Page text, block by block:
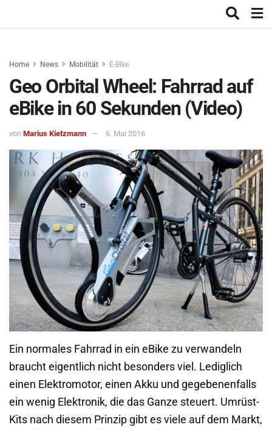
Home News Mobilität E-Bike
Geo Orbital Wheel: Fahrrad auf
eBike in 60 Sekunden (Video)
von Marius Kietzmann 6. Mai 2016
Ein normales Fahrrad in ein eBike zu verwandeln
braucht eigentlich nicht besonders viel. Lediglich
einen Elektromotor, einen Akku und gegebenenfalls
ein wenig Elektronik, die das Ganze steuert. Umrüst-
Kits nach diesem Prinzip gibt es viele auf dem Markt,